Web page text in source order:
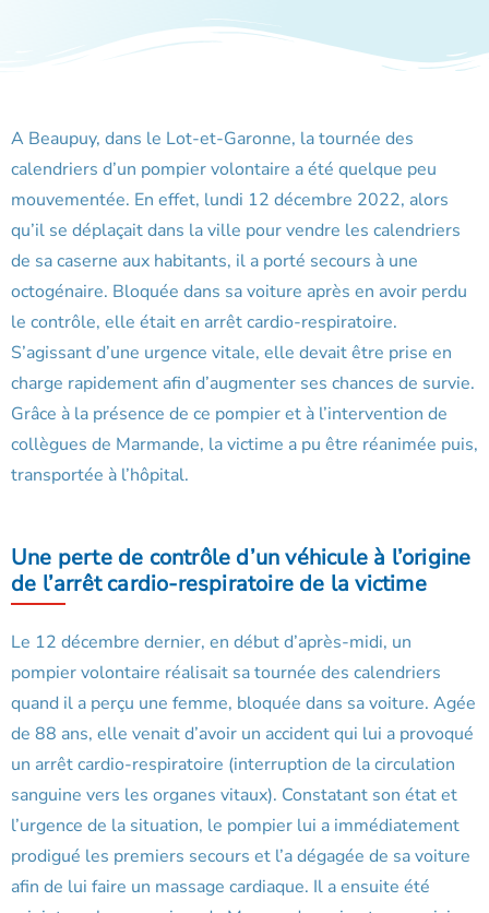
A Beaupuy, dans le Lot-et-Garonne, la tournée des
calendriers d’un pompier volontaire a été quelque peu
mouvementée. En effet, lundi 12 décembre 2022, alors
qu’il se déplaçait dans la ville pour vendre les calendriers
de sa caserne aux habitants, il a porté secours à une
octogénaire. Bloquée dans sa voiture après en avoir perdu
le contrôle, elle était en arrêt cardio-respiratoire.
S’agissant d’une urgence vitale, elle devait être prise en
charge rapidement afin d’augmenter ses chances de survie.
Grâce à la présence de ce pompier et à l’intervention de
collègues de Marmande, la victime a pu être réanimée puis,
transportée à l’hôpital.
Une perte de contrôle d’un véhicule à l’origine
de l’arrêt cardio-respiratoire de la victime
Le 12 décembre dernier, en début d’après-midi, un
pompier volontaire réalisait sa tournée des calendriers
quand il a perçu une femme, bloquée dans sa voiture. Agée
de 88 ans, elle venait d’avoir un accident qui lui a provoqué
un arrêt cardio-respiratoire (interruption de la circulation
sanguine vers les organes vitaux). Constatant son état et
l’urgence de la situation, le pompier lui a immédiatement
prodigué les premiers secours et l’a dégagée de sa voiture
afin de lui faire un massage cardiaque. Il a ensuite été